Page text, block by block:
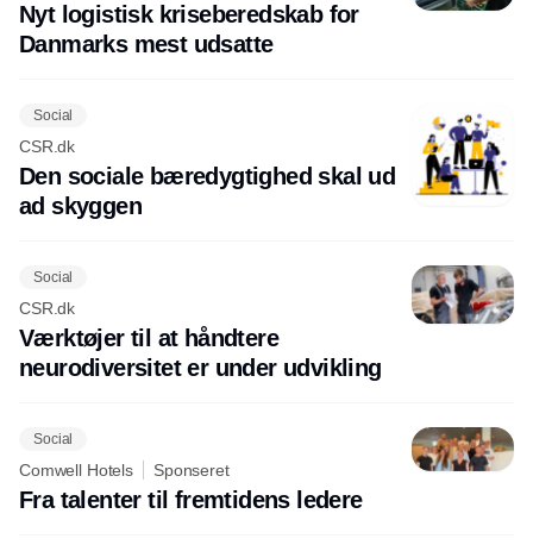
Nyt logistisk kriseberedskab for
Danmarks mest udsatte
Social
CSR.dk
Den sociale bæredygtighed skal ud
ad skyggen
Social
CSR.dk
Værktøjer til at håndtere
neurodiversitet er under udvikling
Social
Comwell Hotels Sponseret
Fra talenter til fremtidens ledere